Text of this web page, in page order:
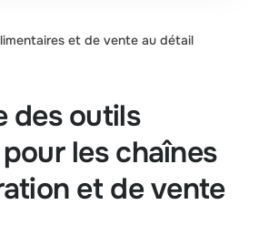
et de vente au détail
des outils
les chaînes
et de vente